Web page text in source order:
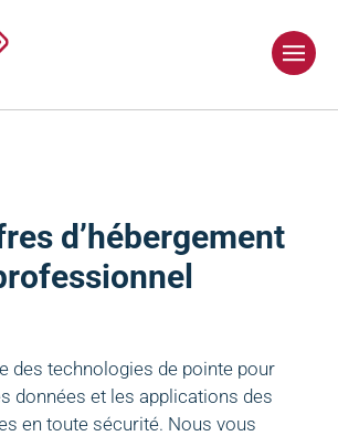
d’hébergement
des technologies de pointe pour
données et les applications des
en toute sécurité. Nous vous